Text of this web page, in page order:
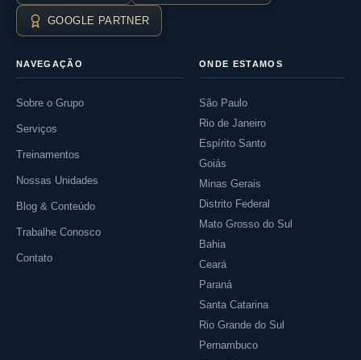
GOOGLE PARTNER
NAVEGAÇÃO
Sobre o Grupo
Serviços
Treinamentos
Nossas Unidades
Blog & Conteúdo
Trabalhe Conosco
Contato
ONDE ESTAMOS
São Paulo
Rio de Janeiro
Espírito Santo
Goiás
Minas Gerais
Distrito Federal
Mato Grosso do Sul
Bahia
Ceará
Paraná
Santa Catarina
Rio Grande do Sul
Pernambuco